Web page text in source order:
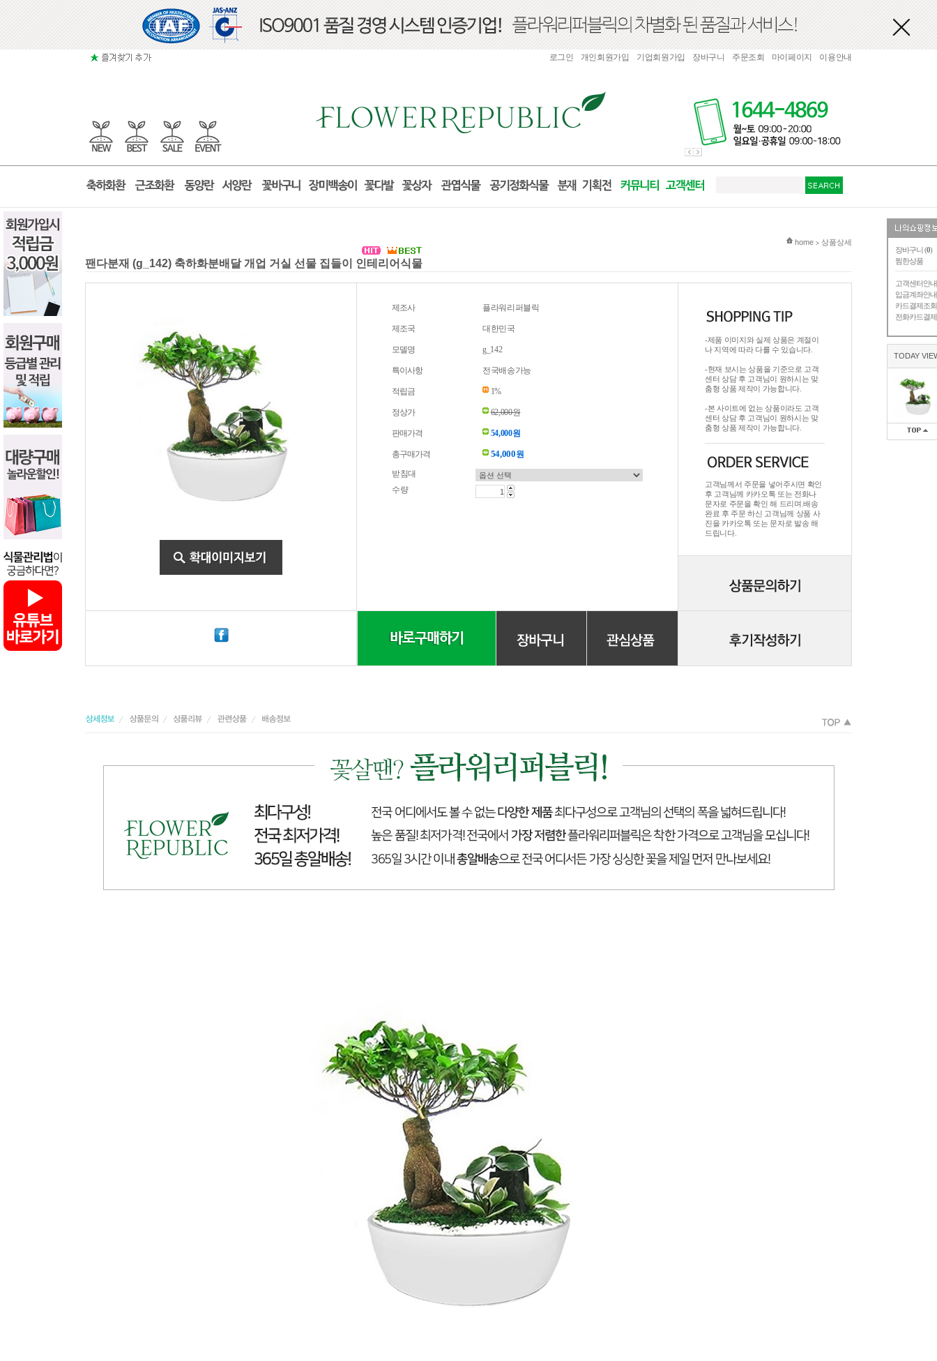
장바구니 (0)
찜한상품
고객센터안내
입금계좌안내
카드결제조회
전화카드결제
TODAY
로그인 개인회원가입 기업회원가입 장바구니 주문조회 마이페이지 이용안내
현재 위치
home > 상품상세
팬다분재 (g_142) 축하화분배달 개업 거실 선물 집들이 인테리어식물
제조사 플라워리퍼블릭
제조국 대한민국
모델명 g_142
특이사항 전국배송가능
적립금 1%
정상가 62,000원
판매가격 54,000원
총구매가격 54,000원
받침대
수량
-제품 이미지와 실제 상품은 계절이
나 지역에 따라 다를 수 있습니다.
-현재 보시는 상품을 기준으로 고객
센터 상담 후 고객님이 원하시는 맞
춤형 상품 제작이 가능합니다.
-본 사이트에 없는 상품이라도 고객
센터 상담 후 고객님이 원하시는 맞
춤형 상품 제작이 가능합니다.
고객님께서 주문을 넣어주시면 확인
후 고객님께 카카오톡 또는 전화나
문자로 주문을 확인 해 드리며.배송
완료 후 주문 하신 고객님께 상품 사
진을 카카오톡 또는 문자로 발송 해
드립니다.